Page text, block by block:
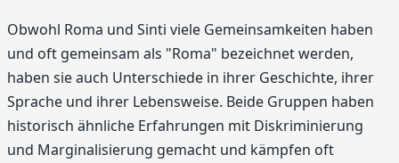
Obwohl Roma und Sinti viele Gemeinsamkeiten haben
und oft gemeinsam als "Roma" bezeichnet werden,
haben sie auch Unterschiede in ihrer Geschichte, ihrer
Sprache und ihrer Lebensweise. Beide Gruppen haben
historisch ähnliche Erfahrungen mit Diskriminierung
und Marginalisierung gemacht und kämpfen oft